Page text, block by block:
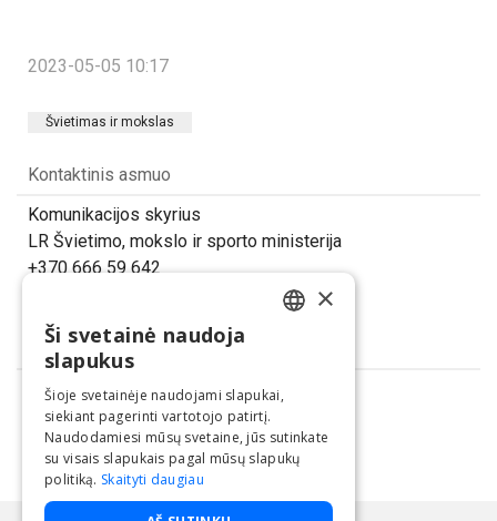
2023-05-05 10:17
Švietimas ir mokslas
Kontaktinis asmuo
Komunikacijos skyrius
LR Švietimo, mokslo ir sporto ministerija
+370 666 59 642
Dalintis
Paslaugą teikia UAB "BNS".
×
Ši svetainė naudoja
slapukus
Šioje svetainėje naudojami slapukai,
siekiant pagerinti vartotojo patirtį.
Naudodamiesi mūsų svetaine, jūs sutinkate
su visais slapukais pagal mūsų slapukų
politiką. Skaityti daugiau